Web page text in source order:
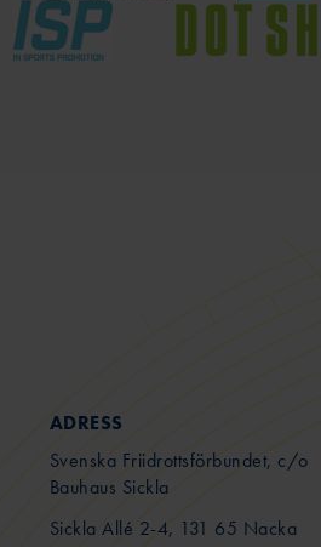
ADRESS
Svenska Friidrottsförbundet, c/o
Bauhaus Sickla
Sickla Allé 2-4, 131 65 Nacka